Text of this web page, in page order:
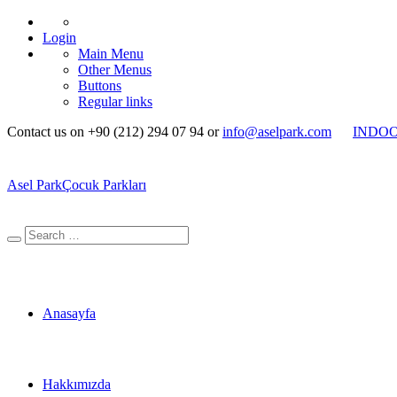
Login
Main Menu
Other Menus
Buttons
Regular links
Contact us on +90 (212) 294 07 94 orinfo@aselpark.com
Asel ParkÇocuk Parkları
Anasayfa
Hakkımızda